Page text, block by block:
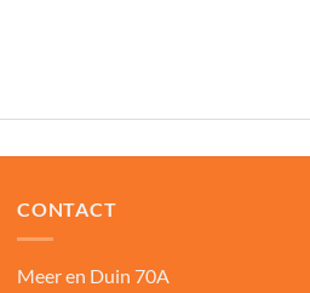
CONTACT
Meer en Duin 70A